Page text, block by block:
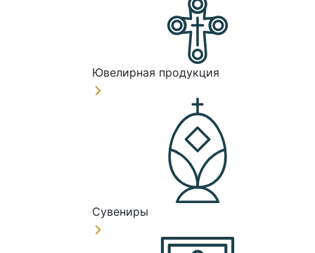
Ювелирная продукция
Сувениры